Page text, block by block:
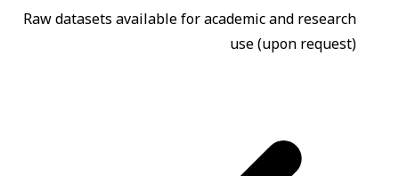
Raw datasets available for academic and research
use (upon request)